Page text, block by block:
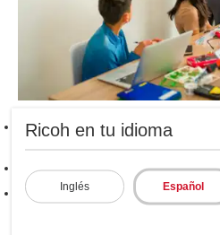
Ricoh en tu idioma
Inglés Español
Aprendizaje profundocon
Educación Ágilcon dispositivos
Alta calidad de impresión
en